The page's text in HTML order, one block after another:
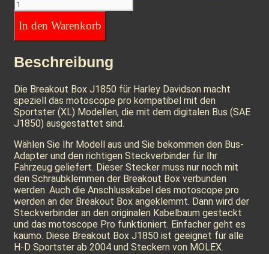
In den Warenkorb
Beschreibung
Die Breakout Box J1850 für Harley Davidson macht
speziell das motoscope pro kompatibel mit den
Sportster (XL) Modellen, die mit dem digitalen Bus (SAE
J1850) ausgestattet sind.
Wählen Sie Ihr Modell aus und Sie bekommen den Bus-
Adapter und den richtigen Steckverbinder für Ihr
Fahrzeug geliefert. Dieser Stecker muss nur noch mit
den Schraubklemmen der Breakout Box verbunden
werden. Auch die Anschlusskabel des motoscope pro
werden an der Breakout Box angeklemmt. Dann wird der
Steckverbinder an den originalen Kabelbaum gesteckt
und das motoscope Pro funktioniert. Einfacher geht es
kaumo. Diese Breakout Box J1850 ist geeignet für alle
H-D Sportster ab 2004 und Steckern von MOLEX.